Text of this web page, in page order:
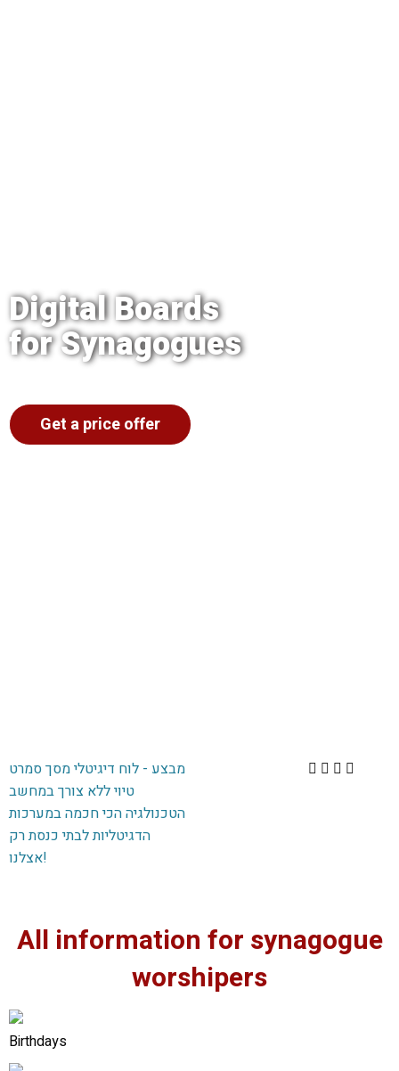
Digital Boards
for Synagogues
Get a price offer
מבצע - לוח דיגיטלי מסך סמרט
טיוי ללא צורך במחשב
הטכנולגיה הכי חכמה במערכות
הדגיטליות לבתי כנסת רק
אצלנו!
All information for synagogue
worshipers
Birthdays